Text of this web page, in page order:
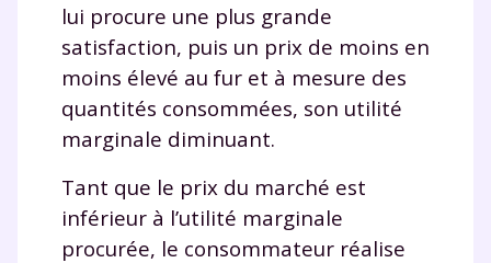
lui procure une plus grande
satisfaction, puis un prix de moins en
moins élevé au fur et à mesure des
quantités consommées, son utilité
marginale diminuant.
Tant que le prix du marché est
inférieur à l’utilité marginale
procurée, le consommateur réalise